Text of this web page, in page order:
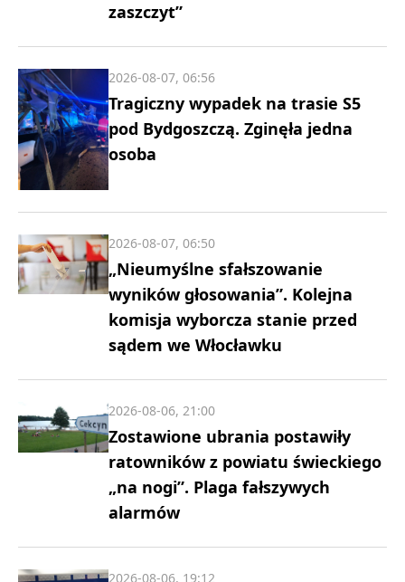
zaszczyt”
Tragiczny wypadek na trasie S5
pod Bydgoszczą. Zginęła jedna
osoba
2026-08-07, 06:56
„Nieumyślne sfałszowanie
wyników głosowania”. Kolejna
komisja wyborcza stanie przed
sądem we Włocławku
2026-08-07, 06:50
Zostawione ubrania postawiły
ratowników z powiatu świeckiego
„na nogi”. Plaga fałszywych
alarmów
2026-08-06, 21:00
2026-08-06, 19:12